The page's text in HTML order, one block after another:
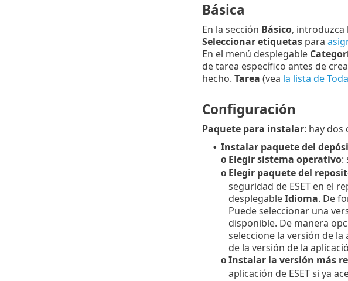
Básica
En la sección Básico, introduzca
Seleccionar etiquetaspara
En el menú desplegable
de tarea específico antes de
hecho. Tarea (vea la lista de
Configuración
Paquete para instalar: hay dos
• Instalar paquete del
o Elegir sistema operativo:
o Elegir paquete del
seguridad de ESET en el
desplegableIdioma. De
Puede seleccionar una
disponible. De manera
seleccione la versión de la
de la versión de la
o Instalar la versión más
aplicación de ESET si ya